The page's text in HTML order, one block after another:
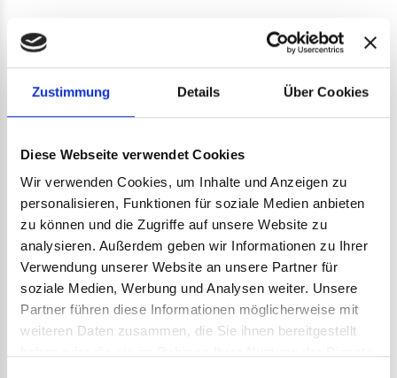
Zustimmung Details Über Cookies
Diese Webseite verwendet Cookies
Wir verwenden Cookies, um Inhalte und Anzeigen zu
personalisieren, Funktionen für soziale Medien anbieten
zu können und die Zugriffe auf unsere Website zu
analysieren. Außerdem geben wir Informationen zu Ihrer
Verwendung unserer Website an unsere Partner für
soziale Medien, Werbung und Analysen weiter. Unsere
Partner führen diese Informationen möglicherweise mit
weiteren Daten zusammen, die Sie ihnen bereitgestellt
E-Sports: Eishockey auf digitalem Eis
The Good Old Hockey Game: Peppi Heiß
Eishockey international: Norwegen
Zu Tisch bei Bundestrainer Toni Söderholm
Stadioncheck Kassel
und vieles mehr